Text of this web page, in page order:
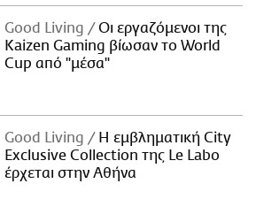
Good Living
Οι εργαζόμενοι της
Kaizen Gaming βίωσαν το World
Cup από "μέσα"
Good Living
Η εμβληματική City
Exclusive Collection της Le Labo
έρχεται στην Αθήνα